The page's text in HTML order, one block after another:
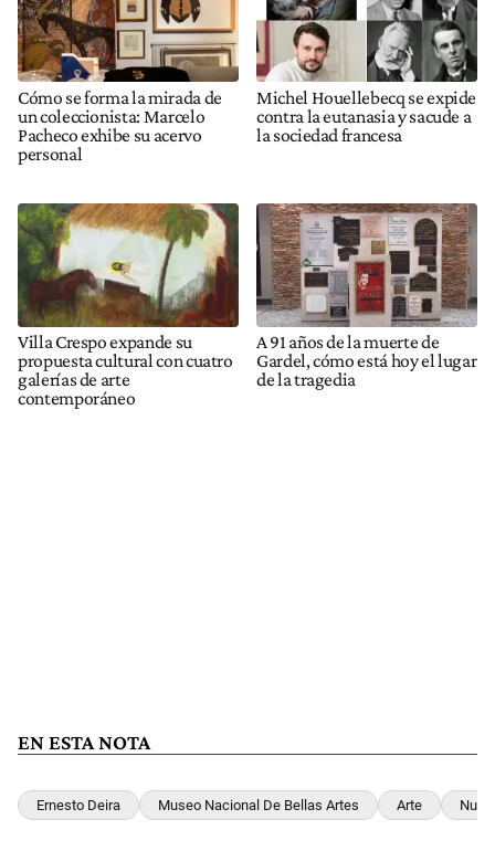
Cómo se forma la mirada de
un coleccionista: Marcelo
Pacheco exhibe su acervo
personal
Michel Houellebecq se expide
contra la eutanasia y sacude a
la sociedad francesa
Villa Crespo expande su
propuesta cultural con cuatro
galerías de arte
contemporáneo
A 91 años de la muerte de
Gardel, cómo está hoy el lugar
de la tragedia
EN ESTA NOTA
Ernesto Deira Museo Nacional De Bellas Artes Arte